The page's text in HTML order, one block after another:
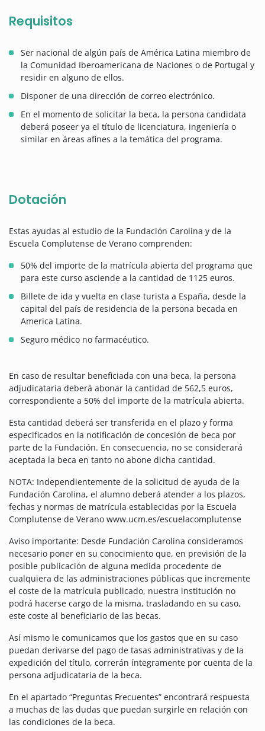
Requisitos
Ser nacional de algún país de América Latina miembro de
la Comunidad Iberoamericana de Naciones o de Portugal y
residir en alguno de ellos.
Disponer de una dirección de correo electrónico.
En el momento de solicitar la beca, la persona candidata
deberá poseer ya el título de licenciatura, ingeniería o
similar en áreas afines a la temática del programa.
Dotación
Estas ayudas al estudio de la Fundación Carolina y de la
Escuela Complutense de Verano comprenden:
50% del importe de la matrícula abierta del programa que
para este curso asciende a la cantidad de 1125 euros.
Billete de ida y vuelta en clase turista a España, desde la
capital del país de residencia de la persona becada en
America Latina.
Seguro médico no farmacéutico.
En caso de resultar beneficiada con una beca, la persona
adjudicataria deberá abonar la cantidad de 562,5 euros,
correspondiente a 50% del importe de la matrícula abierta.
Esta cantidad deberá ser transferida en el plazo y forma
especificados en la notificación de concesión de beca por
parte de la Fundación. En consecuencia, no se considerará
aceptada la beca en tanto no abone dicha cantidad.
NOTA: Independientemente de la solicitud de ayuda de la
Fundación Carolina, el alumno deberá atender a los plazos,
fechas y normas de matrícula establecidas por la Escuela
Complutense de Verano www.ucm.es/escuelacomplutense
Aviso importante: Desde Fundación Carolina consideramos
necesario poner en su conocimiento que, en previsión de la
posible publicación de alguna medida procedente de
cualquiera de las administraciones públicas que incremente
el coste de la matrícula publicado, nuestra institución no
podrá hacerse cargo de la misma, trasladando en su caso,
este coste al beneficiario de las becas.
Así mismo le comunicamos que los gastos que en su caso
puedan derivarse del pago de tasas administrativas y de la
expedición del título, correrán íntegramente por cuenta de la
persona adjudicataria de la beca.
En el apartado “Preguntas Frecuentes” encontrará respuesta
a muchas de las dudas que puedan surgirle en relación con
las condiciones de la beca.